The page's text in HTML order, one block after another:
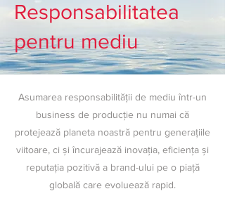
Responsabilitatea
pentru mediu
Asumarea responsabilității de mediu într-un
business de producție nu numai că
protejează planeta noastră pentru generațiile
viitoare, ci și încurajează inovația, eficiența și
reputația pozitivă a brand-ului pe o piață
globală care evoluează rapid.